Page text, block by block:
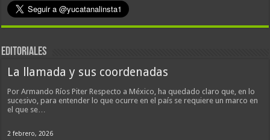
EDITORIALES
La llamada y sus coordenadas
Por Armando Ríos Piter Respecto a México, ha quedado claro que, en lo
sucesivo, para entender lo que ocurre en el país se requiere un marco en
el que se…
2 febrero, 2026